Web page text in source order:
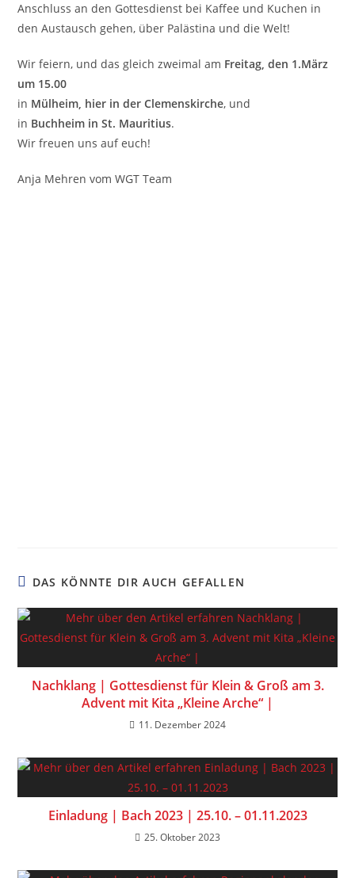
Anschluss an den Gottesdienst bei Kaffee und Kuchen in
den Austausch gehen, über Palästina und die Welt!
Wir feiern, und das gleich zweimal am Freitag, den 1.März
um 15.00
in Mülheim, hier in der Clemenskirche, und
in Buchheim in St. Mauritius.
Wir freuen uns auf euch!
Anja Mehren vom WGT Team
DAS KÖNNTE DIR AUCH GEFALLEN
Nachklang | Gottesdienst für Klein & Groß am 3.
Advent mit Kita „Kleine Arche“ |
11. Dezember 2024
Einladung | Bach 2023 | 25.10. – 01.11.2023
25. Oktober 2023